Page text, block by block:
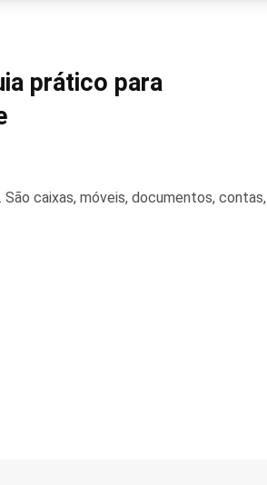
prático para
caixas, móveis, documentos, contas,